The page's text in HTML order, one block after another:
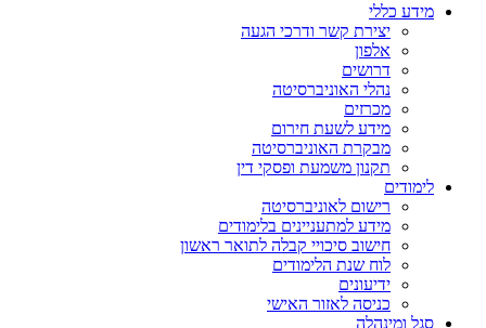
מידע כללי
יצירת קשר ודרכי הגעה
אלפון
דרושים
נהלי האוניברסיטה
מכרזים
מידע לשעת חירום
מבקרת האוניברסיטה
תקנון משמעת ופסקי דין
לימודים
רישום לאוניברסיטה
מידע למתעניינים בלימודים
חישוב סיכויי קבלה לתואר ראשון
לוח שנת הלימודים
ידיעונים
כניסה לאזור האישי
סגל ומינהלה